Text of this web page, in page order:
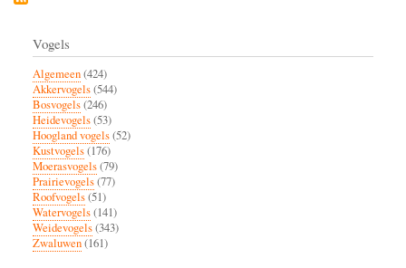
Vogels
Algemeen(424)
Akkervogels(544)
Bosvogels(246)
Heidevogels(53)
Hoogland vogels(52)
Kustvogels(176)
Moerasvogels(79)
Prairievogels(77)
Roofvogels(51)
Watervogels(141)
Weidevogels(343)
Zwaluwen(161)